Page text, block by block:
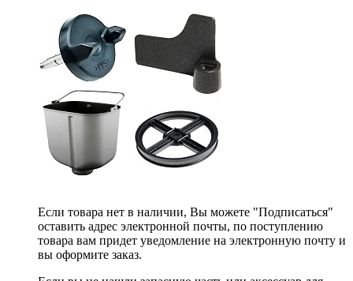
Если товара нет в наличии, Вы можете "Подписаться"
оставить адрес электронной почты, по поступлению
товара вам придет уведомление на электронную почту и
вы оформите заказ.